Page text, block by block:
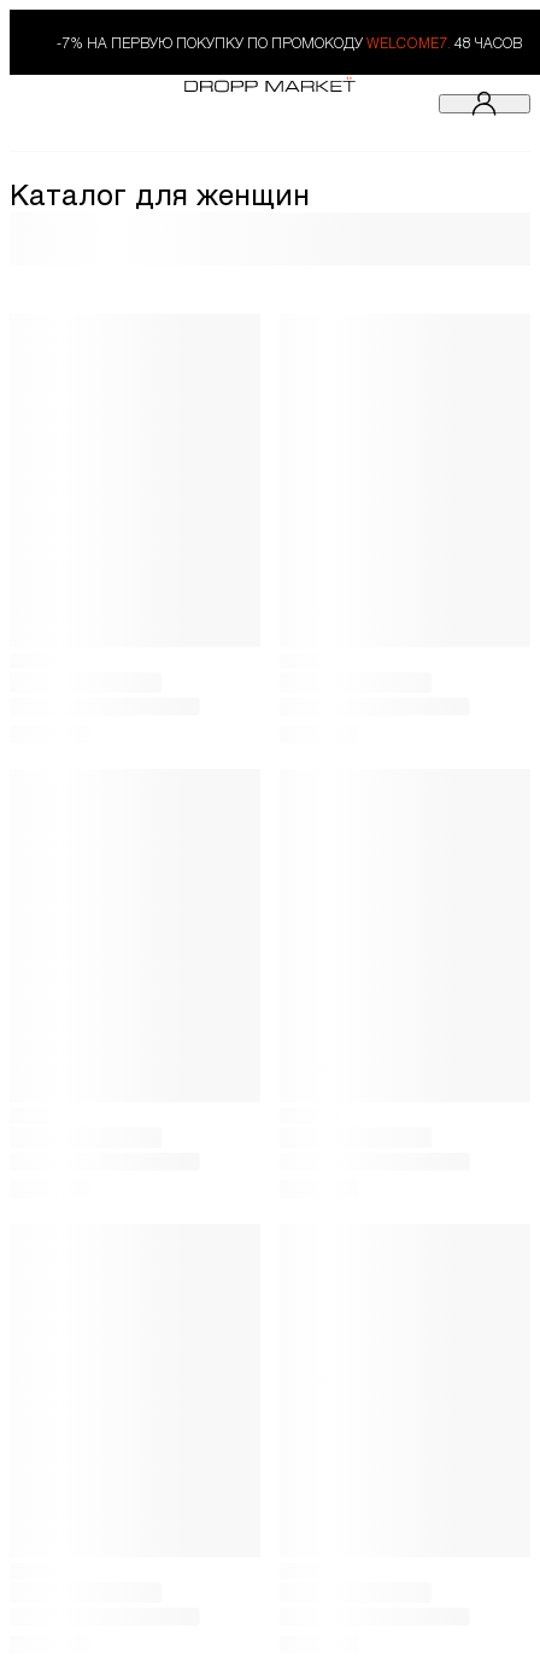
-7% НА ПЕРВУЮ ПОКУПКУ ПО ПРОМОКОДУ WELCOME7. 48 ЧАСОВ
Каталог для женщин